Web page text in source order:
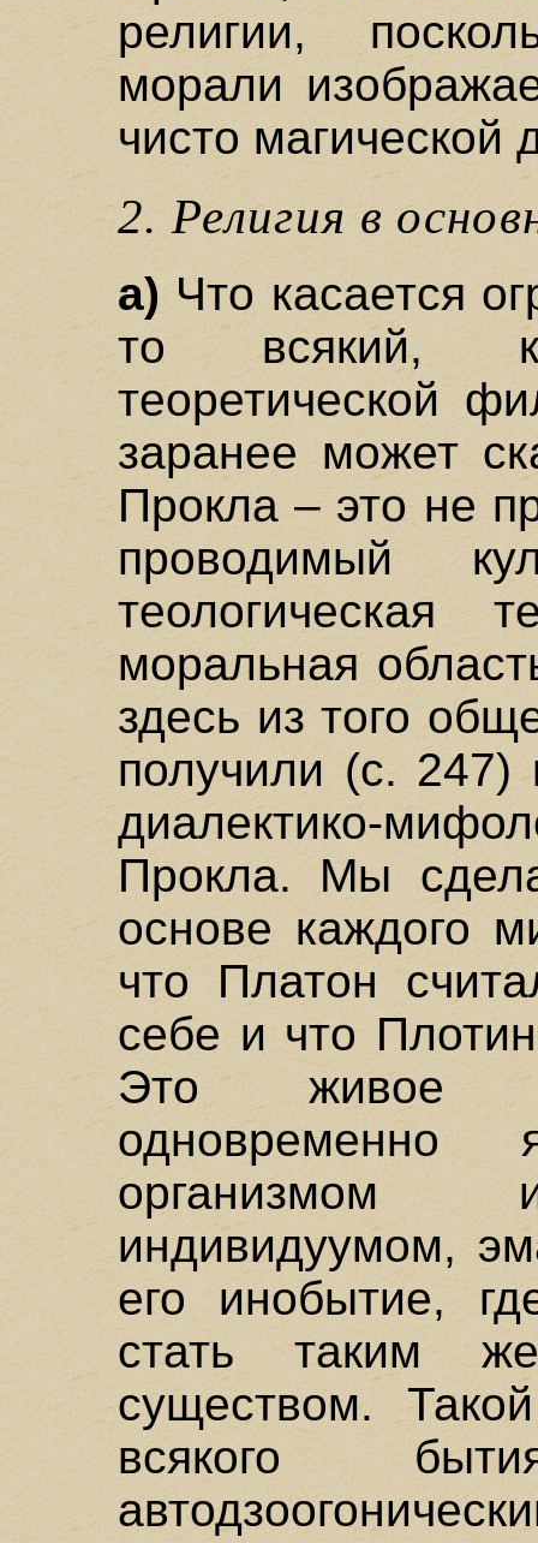
религии,
морали
чисто магической
2. Религия в
а)Что касается
то всякий,
теоретической
заранее может
Прокла – это не
проводимый
моральная
здесь из того
получили (с. 247)
диалектико-
Прокла. Мы
основе каждого
что Платон
себе и что
Это живое
организмом
индивидуумом,
его инобытие,
стать таким
существом.
всякого